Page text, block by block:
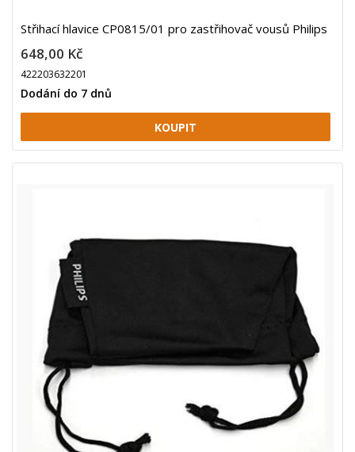
Střihací hlavice CP0815/01 pro zastřihovač vousů Philips
648,00 Kč
422203632201
Dodání do 7 dnů